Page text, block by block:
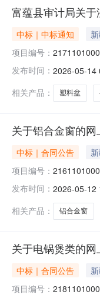
富蕴县审计局关
中标｜中标通知
项目编号：
发布时间： 2026-05-14
相关产品：
塑料盆
关于铝合金窗的
中标｜合同公告
项目编号：
发布时间： 2026-05-12
相关产品：
铝合金窗
关于电锅煲类的
中标｜合同公告
项目编号：